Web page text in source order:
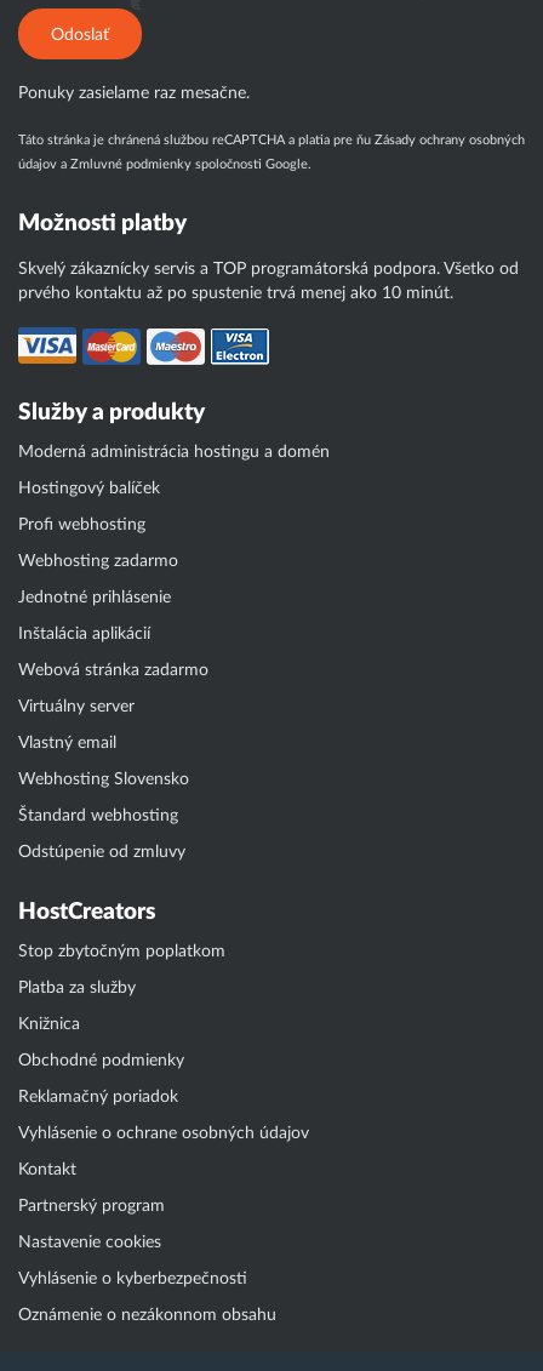
Odoslať
Ponuky zasielame raz mesačne.
Táto stránka je chránená službou reCAPTCHA a platia pre ňu Zásady ochrany osobných
údajov a Zmluvné podmienky spoločnosti Google.
Možnosti platby
Skvelý zákaznícky servis a TOP programátorská podpora. Všetko od
prvého kontaktu až po spustenie trvá menej ako 10 minút.
Služby a produkty
Moderná administrácia hostingu a domén
Hostingový balíček
Profi webhosting
Webhosting zadarmo
Jednotné prihlásenie
Inštalácia aplikácií
Webová stránka zadarmo
Virtuálny server
Vlastný email
Webhosting Slovensko
Štandard webhosting
Odstúpenie od zmluvy
HostCreators
Stop zbytočným poplatkom
Platba za služby
Knižnica
Obchodné podmienky
Reklamačný poriadok
Vyhlásenie o ochrane osobných údajov
Kontakt
Partnerský program
Nastavenie cookies
Vyhlásenie o kyberbezpečnosti
Oznámenie o nezákonnom obsahu